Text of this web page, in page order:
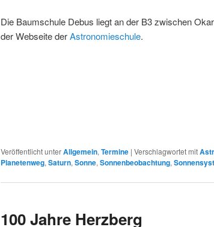
Die Baumschule Debus liegt an der B3 zwischen
der Webseite derAstronomieschule.
Veröffentlicht unterAllgemein, Termine | Verschlagwortet mit
Planetenweg, Saturn, Sonne, Sonnenbeobachtung,
100 Jahre Herzberg